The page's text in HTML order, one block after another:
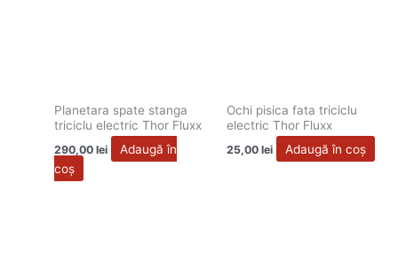
Planetara spate stanga
triciclu electric Thor Fluxx
290,00lei
Adaugă în
coș
Ochi pisica fata triciclu
electric Thor Fluxx
25,00 lei Adaugă în coș